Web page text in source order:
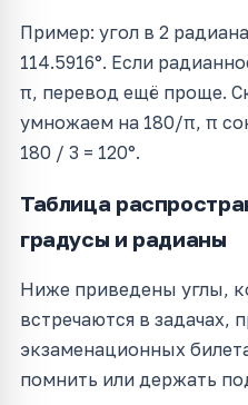
Пример: угол в 2
114.5916°. Если
π, перевод ещё проще.
умножаем на 180/π, π
180 / 3 = 120°.
Таблица
градусы и радианы
Ниже приведены углы,
встречаются в задачах,
экзаменационных
помнить или держать